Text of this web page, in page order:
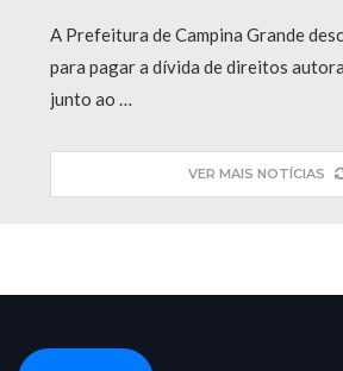
A Prefeitura de Campina Grande
para pagar a dívida de direitos
junto ao …
VER MAIS NOTÍCIAS